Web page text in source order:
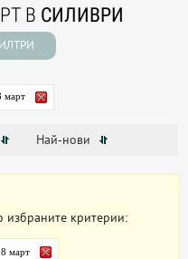
В СИЛИВРИ
март
Най-нови
критерии:
8 март